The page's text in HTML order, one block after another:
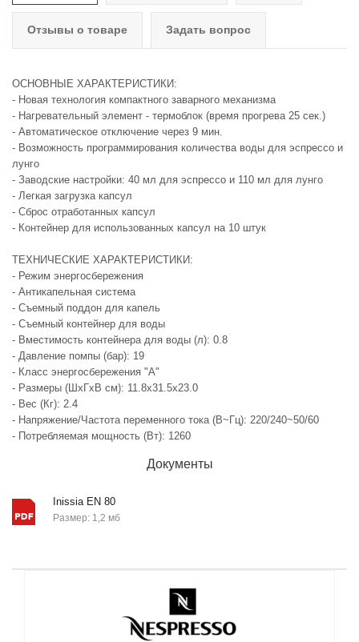
Отзывы о товаре Задать вопрос
ОСНОВНЫЕ ХАРАКТЕРИСТИКИ:
- Новая технология компактного заварного механизма
- Нагревательный элемент - термоблок (время прогрева 25 сек.)
- Автоматическое отключение через 9 мин.
- Возможность программирования количества воды для эспрессо и
лунго
- Заводские настройки: 40 мл для эспрессо и 110 мл для лунго
- Легкая загрузка капсул
- Сброс отработанных капсул
- Контейнер для использованных капсул на 10 штук
ТЕХНИЧЕСКИЕ ХАРАКТЕРИСТИКИ:
- Режим энергосбережения
- Антикапельная система
- Съемный поддон для капель
- Съемный контейнер для воды
- Вместимость контейнера для воды (л): 0.8
- Давление помпы (бар): 19
- Класс энергосбережения "A"
- Размеры (ШxГxВ см): 11.8x31.5x23.0
- Вес (Кг): 2.4
- Напряжение/Частота переменного тока (В~Гц): 220/240~50/60
- Потребляемая мощность (Вт): 1260
Документы
Inissia EN 80
Размер: 1,2 мб